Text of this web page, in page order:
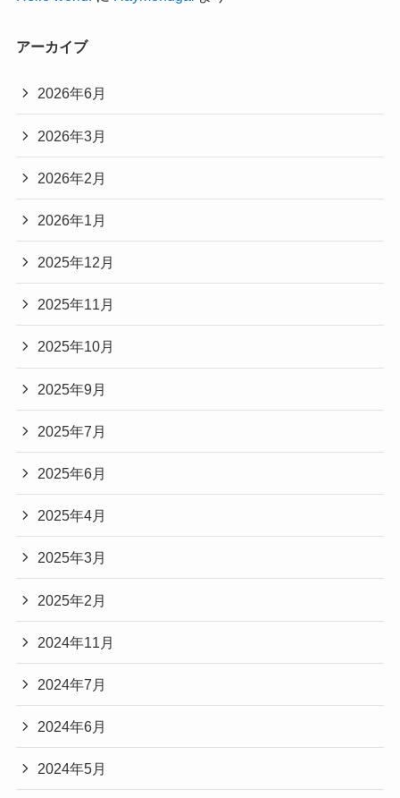
アーカイブ
2026年6月
2026年3月
2026年2月
2026年1月
2025年12月
2025年11月
2025年10月
2025年9月
2025年7月
2025年6月
2025年4月
2025年3月
2025年2月
2024年11月
2024年7月
2024年6月
2024年5月